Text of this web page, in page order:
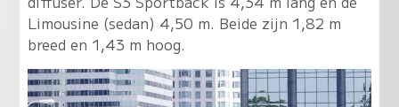
Limousine (sedan) 4,50 m. Beide zijn 1,82 m
breed en 1,43 m hoog.